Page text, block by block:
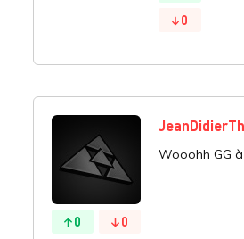
0
0 0
Wooohh GG